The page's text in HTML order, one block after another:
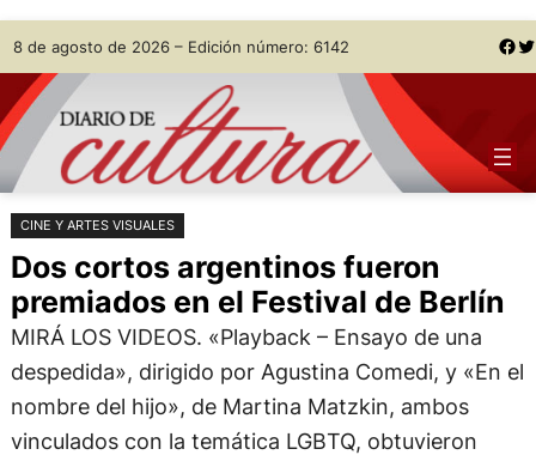
Saltar
al
contenido
Skip
to
content
8 de agosto de 2026 – Edición número: 6142 Facebook Twitter
CINE Y ARTES VISUALES
Dos cortos argentinos fueron
premiados en el Festival de Berlín
MIRÁ LOS VIDEOS. «Playback – Ensayo de una
despedida», dirigido por Agustina Comedi, y «En el
nombre del hijo», de Martina Matzkin, ambos
vinculados con la temática LGBTQ, obtuvieron